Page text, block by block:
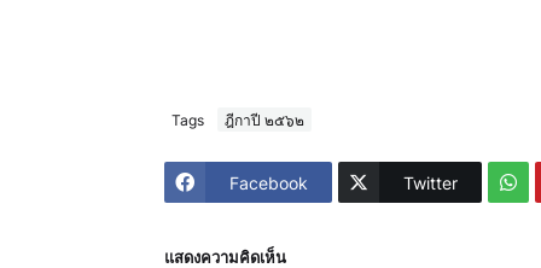
Tags ฎีกาปี ๒๕๖๒
Facebook Twitter
แสดงความคิดเห็น